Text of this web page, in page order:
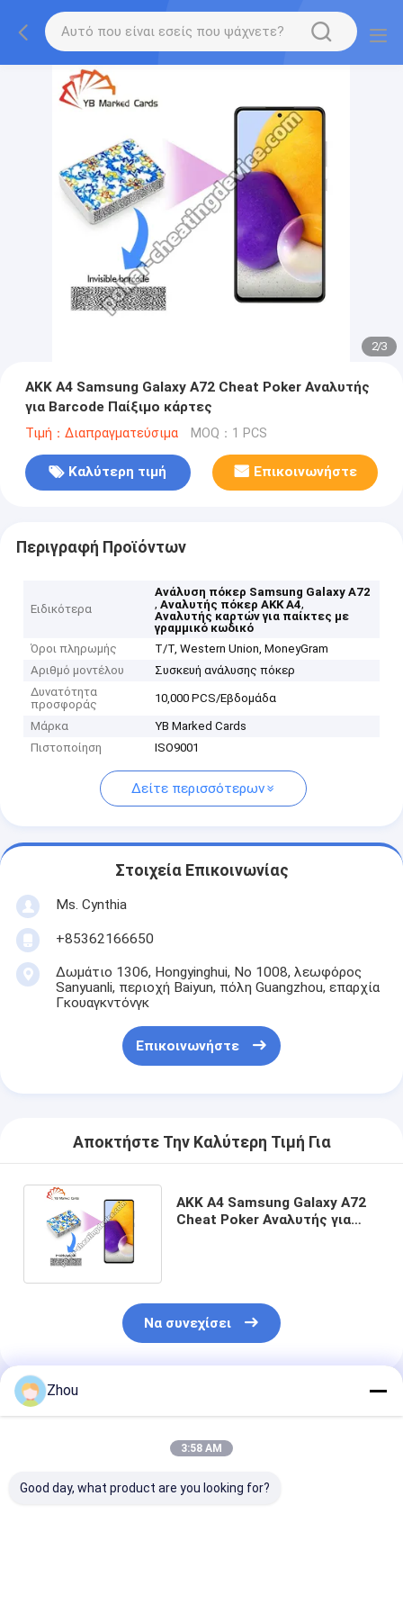
2/3
AKK A4 Samsung Galaxy A72 Cheat Poker Αναλυτής
για Barcode Παίξιμο κάρτες
Τιμή：Διαπραγματεύσιμα MOQ：1 PCS
Καλύτερη τιμή Επικοινωνήστε
Περιγραφή Προϊόντων
Ειδικότερα
Ανάλυση πόκερ Samsung Galaxy A72
,Αναλυτής πόκερ AKK A4,
Αναλυτής καρτών για παίκτες με
γραμμικό κωδικό
Όροι πληρωμής
T/T, Western Union, MoneyGram
Αριθμό μοντέλου
Συσκευή ανάλυσης πόκερ
Δυνατότητα
προσφοράς
10,000 PCS/Εβδομάδα
Μάρκα
YB Marked Cards
Πιστοποίηση
ISO9001
Δείτε περισσότερων
Στοιχεία Επικοινωνίας
Ms. Cynthia
‪+85362166650‬
Δωμάτιο 1306, Hongyinghui, Νο 1008, λεωφόρος
Sanyuanli, περιοχή Baiyun, πόλη Guangzhou, επαρχία
Γκουαγκντόνγκ
Επικοινωνήστε
Αποκτήστε Την Καλύτερη Τιμή Για
AKK A4 Samsung Galaxy A72
Cheat Poker Αναλυτής για
Να συνεχίσει
Συνιστώμενα Προϊόντα
Zhou
3:58 AM
Good day, what product are you looking for?